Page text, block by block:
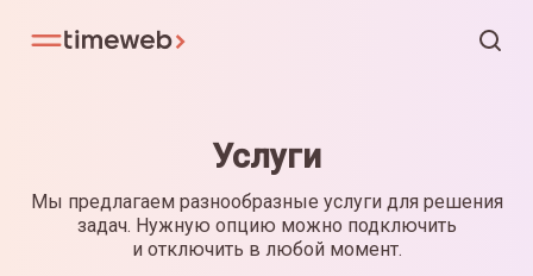
Услуги
Мы предлагаем разнообразные услуги для решения
задач. Нужную опцию можно подключить
и отключить в любой момент.